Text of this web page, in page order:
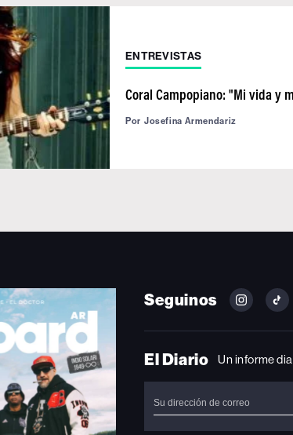
ENTREVISTAS
Coral Campopiano: "Mi vida y
Por Josefina Armendariz
Seguinos
FOLLOW
ON
ON
El Diario Un informe